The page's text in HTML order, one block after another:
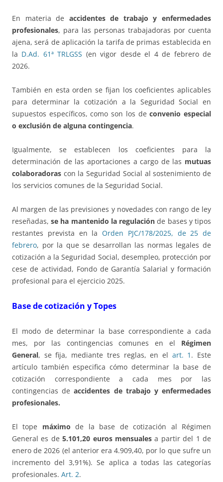
En materia de accidentes de trabajo y enfermedades
profesionales, para las personas trabajadoras por cuenta
ajena, será de aplicación la tarifa de primas establecida en
la D.Ad. 61ª TRLGSS (en vigor desde el 4 de febrero de
2026.
También en esta orden se fijan los coeficientes aplicables
para determinar la cotización a la Seguridad Social en
supuestos específicos, como son los deconvenio especial
o exclusión de alguna contingencia.
Igualmente, se establecen los coeficientes para la
determinación de las aportaciones a cargo de las mutuas
colaboradoras con la Seguridad Social al sostenimiento de
los servicios comunes de la Seguridad Social.
Al margen de las previsiones y novedades con rango de ley
reseñadas,se ha mantenido la regulación de bases y tipos
restantes prevista en la Orden PJC/178/2025, de 25 de
febrero, por la que se desarrollan las normas legales de
cotización a la Seguridad Social, desempleo, protección por
cese de actividad, Fondo de Garantía Salarial y formación
profesional para el ejercicio 2025.
Base de cotización y Topes
El modo de determinar la base correspondiente a cada
mes, por las contingencias comunes en el Régimen
General, se fija, mediante tres reglas, en el art. 1 . Este
artículo también especifica cómo determinar la base de
cotización correspondiente a cada mes por las
contingencias deaccidentes de trabajo y enfermedades
profesionales.
El tope máximode la base de cotización al Régimen
General es de5.101,20 euros mensualesa partir del 1 de
enero de 2026 (el anterior era 4.909,40, por lo que sufre un
incremento del 3,91%). Se aplica a todas las categorías
profesionales. Art. 2.